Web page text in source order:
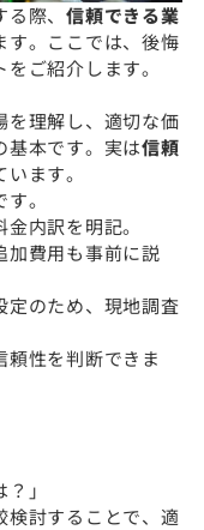
際、 信頼できる業
す。ここでは、後悔
ご紹介します。
を理解し、適切な価
基本です。実は信頼
います。
。
内訳を明記。
加費用も事前に説
定のため、現地調査
頼性を判断できま
」
検討することで、適